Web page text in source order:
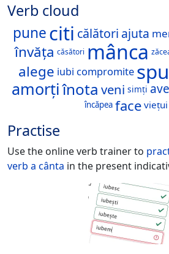
Verb cloud
puneciti călători ajuta
învăța căsători mânca
alege iubi compromite
amorțiînota veni simți
încăpea face viețui
Practise
Use the online verb trainer to
verb a cânta in the present